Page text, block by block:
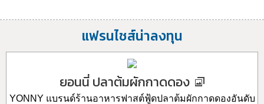
แฟรนไชส์น่าลงทุน
ยอนนี่ ปลาต้มผักกาดดอง
YONNY แบรนด์ร้านอาหารฟาสต์ฟู้ดปลาต้มผักกาดดองอันดับ